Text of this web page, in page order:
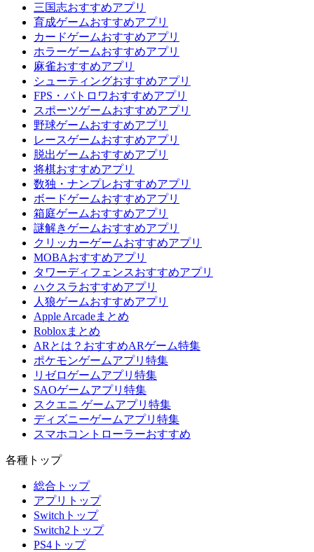
三国志おすすめアプリ
育成ゲームおすすめアプリ
カードゲームおすすめアプリ
ホラーゲームおすすめアプリ
麻雀おすすめアプリ
シューティングおすすめアプリ
FPS・バトロワおすすめアプリ
スポーツゲームおすすめアプリ
野球ゲームおすすめアプリ
レースゲームおすすめアプリ
脱出ゲームおすすめアプリ
将棋おすすめアプリ
数独・ナンプレおすすめアプリ
ボードゲームおすすめアプリ
箱庭ゲームおすすめアプリ
謎解きゲームおすすめアプリ
クリッカーゲームおすすめアプリ
MOBAおすすめアプリ
タワーディフェンスおすすめアプリ
ハクスラおすすめアプリ
人狼ゲームおすすめアプリ
Apple Arcadeまとめ
Robloxまとめ
ARとは？おすすめARゲーム特集
ポケモンゲームアプリ特集
リゼロゲームアプリ特集
SAOゲームアプリ特集
スクエニ ゲームアプリ特集
ディズニーゲームアプリ特集
スマホコントローラーおすすめ
各種トップ
総合トップ
アプリトップ
Switchトップ
Switch2トップ
PS4トップ